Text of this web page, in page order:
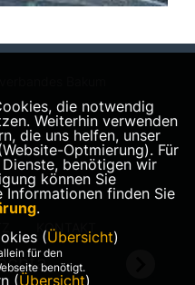
Bakum
KONTAKT
die notwendig
Weiterhin verwenden
die uns helfen, unser
Optmierung). Für
benötigen wir
können Sie
Informationen finden Sie
.
(Übersicht)
für den
benötigt.
(Übersicht)